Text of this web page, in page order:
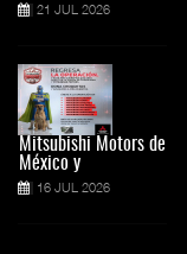
21 JUL 2026
Mitsubishi Motors de
México y
16 JUL 2026